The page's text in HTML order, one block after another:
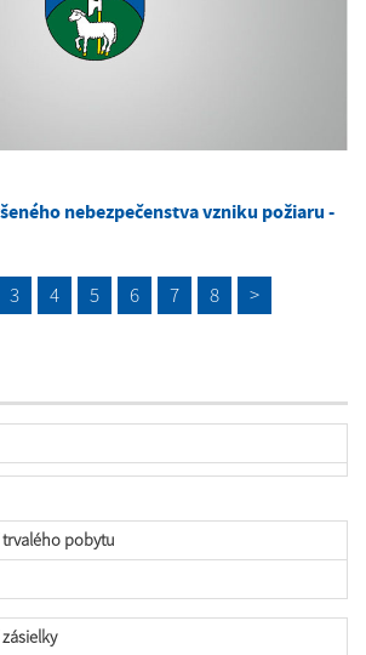
nebezpečenstva vzniku požiaru -
3 4 5 6 7 8 >
pobytu